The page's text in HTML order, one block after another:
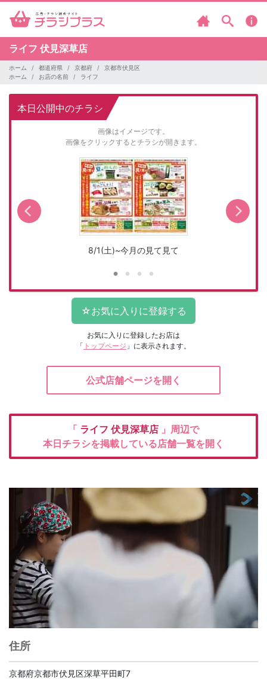
ライフ 伏見深草店
ホーム 都道府県 京都府
京都市伏見区
ホーム
お店の名前 ライフ
本日公開中のチラシ
画像はイメージです。
画像をクリックするとチラシが開きます。
8/1(土)~今月の見て見て
お気に入りに登録したお店は
「 トップページ 」に表示されます。
公式店舗ページを開く
「 ライフ 伏見深草店 」周辺で
本日チラシを掲載している店舗一覧を開く
住所
京都府京都市伏見区深草平田町7